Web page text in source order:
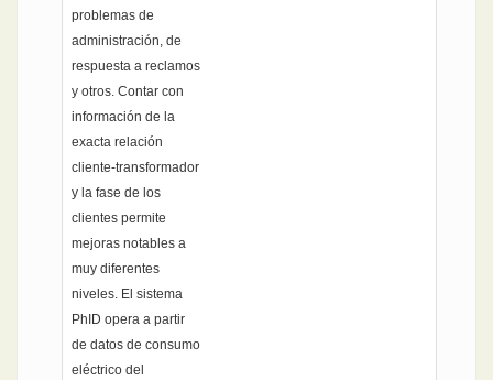
problemas de
administración, de
respuesta a reclamos
y otros. Contar con
información de la
exacta relación
cliente-transformador
y la fase de los
clientes permite
mejoras notables a
muy diferentes
niveles. El sistema
PhID opera a partir
de datos de consumo
eléctrico del